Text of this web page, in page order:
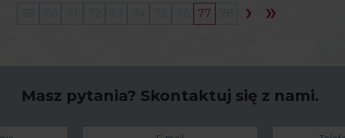
77
Masz pytania? Skontaktuj się z nami.